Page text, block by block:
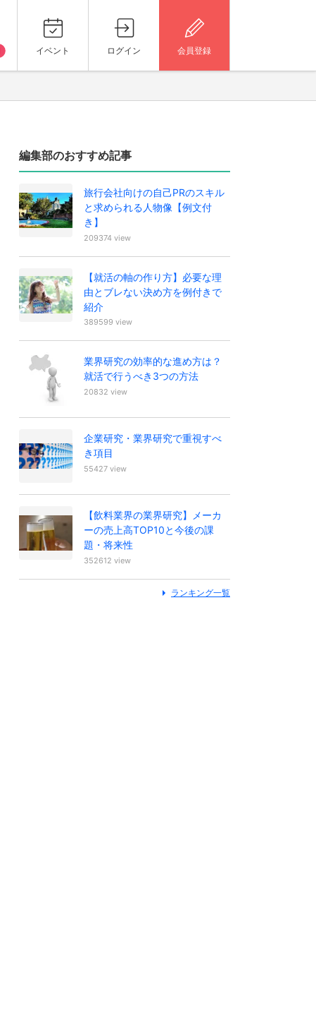
イベント ログイン 会員登録
編集部のおすすめ記事
旅行会社向けの自己PRのスキル
と求められる人物像【例文付
き】
209374 view
【就活の軸の作り方】必要な理
由とブレない決め方を例付きで
紹介
389599 view
業界研究の効率的な進め方は？
就活で行うべき3つの方法
20832 view
企業研究・業界研究で重視すべ
き項目
55427 view
【飲料業界の業界研究】メーカ
ーの売上高TOP10と今後の課
題・将来性
352612 view
ランキング一覧